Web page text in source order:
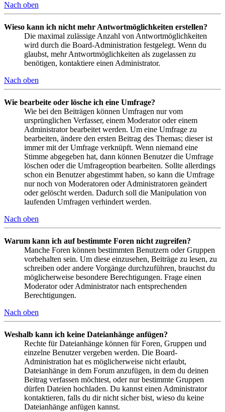
Nach oben
Wieso kann ich nicht mehr Antwortmöglichkeiten erstellen?
Die maximal zulässige Anzahl von Antwortmöglichkeiten
wird durch die Board-Administration festgelegt. Wenn du
glaubst, mehr Antwortmöglichkeiten als zugelassen zu
benötigen, kontaktiere einen Administrator.
Nach oben
Wie bearbeite oder lösche ich eine Umfrage?
Wie bei den Beiträgen können Umfragen nur vom
ursprünglichen Verfasser, einem Moderator oder einem
Administrator bearbeitet werden. Um eine Umfrage zu
bearbeiten, ändere den ersten Beitrag des Themas; dieser ist
immer mit der Umfrage verknüpft. Wenn niemand eine
Stimme abgegeben hat, dann können Benutzer die Umfrage
löschen oder die Umfrageoption bearbeiten. Sollte allerdings
schon ein Benutzer abgestimmt haben, so kann die Umfrage
nur noch von Moderatoren oder Administratoren geändert
oder gelöscht werden. Dadurch soll die Manipulation von
laufenden Umfragen verhindert werden.
Nach oben
Warum kann ich auf bestimmte Foren nicht zugreifen?
Manche Foren können bestimmten Benutzern oder Gruppen
vorbehalten sein. Um diese einzusehen, Beiträge zu lesen, zu
schreiben oder andere Vorgänge durchzuführen, brauchst du
möglicherweise besondere Berechtigungen. Frage einen
Moderator oder Administrator nach entsprechenden
Berechtigungen.
Nach oben
Weshalb kann ich keine Dateianhänge anfügen?
Rechte für Dateianhänge können für Foren, Gruppen und
einzelne Benutzer vergeben werden. Die Board-
Administration hat es möglicherweise nicht erlaubt,
Dateianhänge in dem Forum anzufügen, in dem du deinen
Beitrag verfassen möchtest, oder nur bestimmte Gruppen
dürfen Dateien hochladen. Du kannst einen Administrator
kontaktieren, falls du dir nicht sicher bist, wieso du keine
Dateianhänge anfügen kannst.